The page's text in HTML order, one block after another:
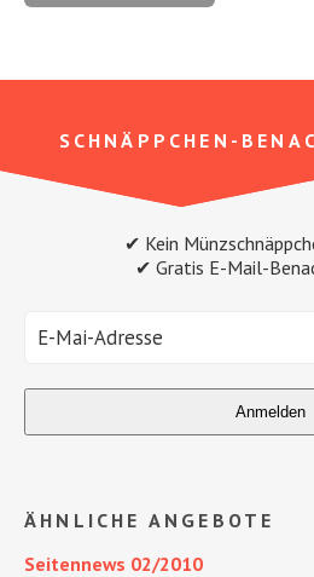
SCHNÄPPCHEN-
✔ Kein
✔ Gratis E-Mail-
ÄHNLICHE ANGEBOTE
Seitennews 02/2010